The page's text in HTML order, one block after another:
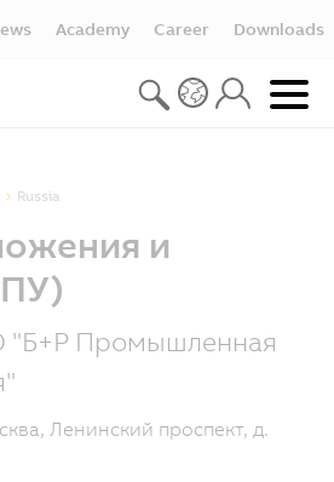
Academy Career Downloads
Russia
и
Промышленная
Ленинский проспект, д.